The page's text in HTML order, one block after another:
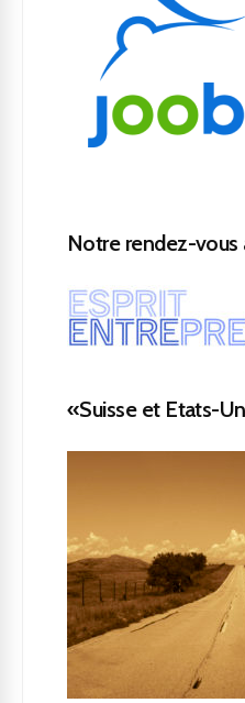
Notre rendez-vous
«Suisse et Etats-